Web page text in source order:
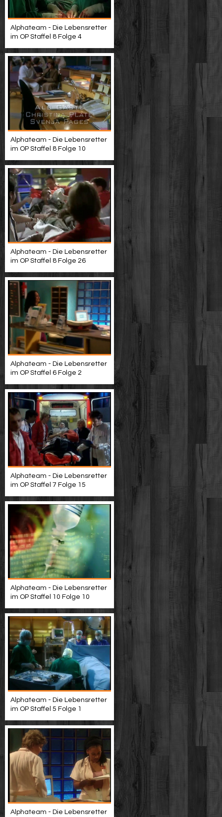
Alphateam - Die Lebensretter
im OP Staffel 8 Folge 4
Alphateam - Die Lebensretter
im OP Staffel 8 Folge 10
Alphateam - Die Lebensretter
im OP Staffel 8 Folge 26
Alphateam - Die Lebensretter
im OP Staffel 6 Folge 2
Alphateam - Die Lebensretter
im OP Staffel 7 Folge 15
Alphateam - Die Lebensretter
im OP Staffel 10 Folge 10
Alphateam - Die Lebensretter
im OP Staffel 5 Folge 1
Alphateam - Die Lebensretter